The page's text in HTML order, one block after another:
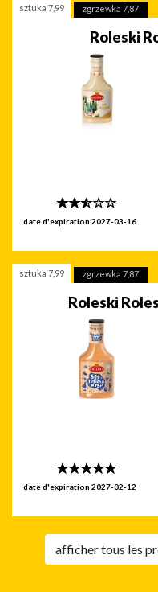
sztuka 7,99 zgrzewka 7,87
Roleski
date d'expiration2027-03-16
sztuka 7,99 zgrzewka 7,87
Roleski
date d'expiration2027-02-12
afficher tous les